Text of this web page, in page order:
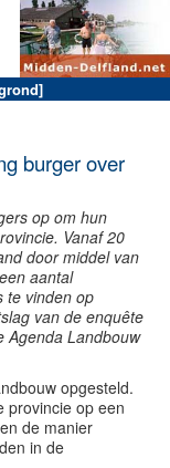
]
burger over
op om hun
Vanaf 20
door middel van
aantal
te vinden op
van de enquête
Agenda Landbouw
opgesteld.
provincie op een
de manier
in de